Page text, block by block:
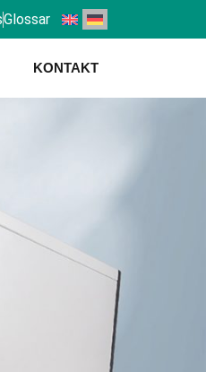
Glossar
KONTAKT